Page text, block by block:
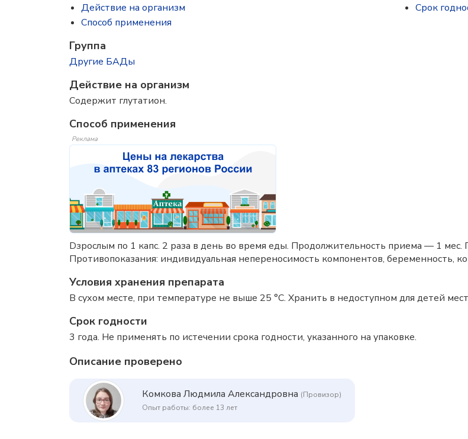
Действие на организм
Способ применения
Срок
Группа
Другие БАДы
Действие на организм
Содержит глутатион.
Способ применения
Реклама
Dзрослым по 1 капс. 2 раза в день во время еды. Продолжительность приема — 1
Противопоказания: индивидуальная непереносимость компонентов, беременность,
Условия хранения препарата
В сухом месте, при температуре не выше 25 °C. Хранить в недоступном для детей
Срок годности
3 года. Не применять по истечении срока годности, указанного на упаковке.
Описание проверено
Комкова Людмила Александровна (Провизор)
Опыт работы: более 13 лет